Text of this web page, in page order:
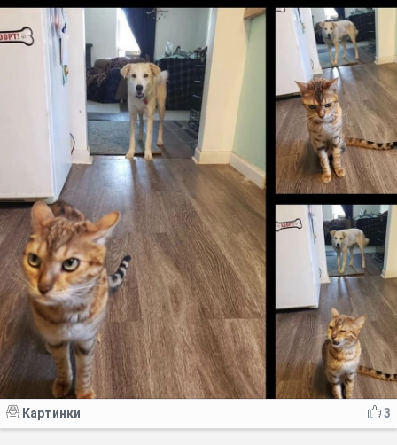
3
Картинки